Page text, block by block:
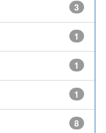
3
1
1
1
8